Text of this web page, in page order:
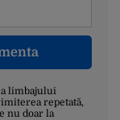
limbajului
repetată,
nu doar la